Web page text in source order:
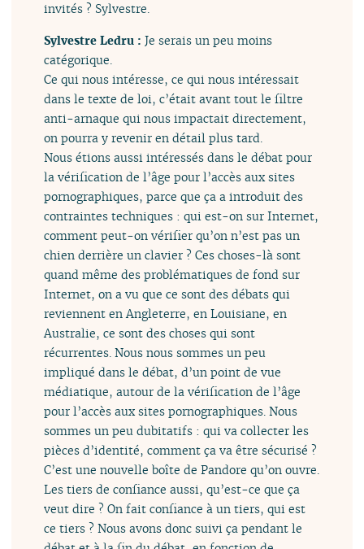
invités ? Sylvestre.
Sylvestre Ledru :Je serais un peu moins
catégorique.
Ce qui nous intéresse, ce qui nous intéressait
dans le texte de loi, c’était avant tout le filtre
anti-arnaque qui nous impactait directement,
on pourra y revenir en détail plus tard.
Nous étions aussi intéressés dans le débat pour
la vérification de l’âge pour l’accès aux sites
pornographiques, parce que ça a introduit des
contraintes techniques : qui est-on sur Internet,
comment peut-on vérifier qu’on n’est pas un
chien derrière un clavier ? Ces choses-là sont
quand même des problématiques de fond sur
Internet, on a vu que ce sont des débats qui
reviennent en Angleterre, en Louisiane, en
Australie, ce sont des choses qui sont
récurrentes. Nous nous sommes un peu
impliqué dans le débat, d’un point de vue
médiatique, autour de la vérification de l’âge
pour l’accès aux sites pornographiques. Nous
sommes un peu dubitatifs : qui va collecter les
pièces d’identité, comment ça va être sécurisé ?
C’est une nouvelle boîte de Pandore qu’on ouvre.
Les tiers de confiance aussi, qu’est-ce que ça
veut dire ? On fait confiance à un tiers, qui est
ce tiers ? Nous avons donc suivi ça pendant le